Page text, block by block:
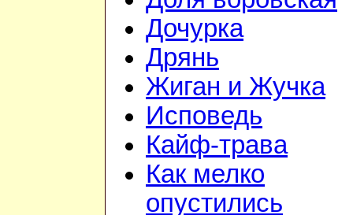
Дочурка
Дрянь
Жиган и Жучка
Исповедь
Кайф-трава
Как мелко
опустились